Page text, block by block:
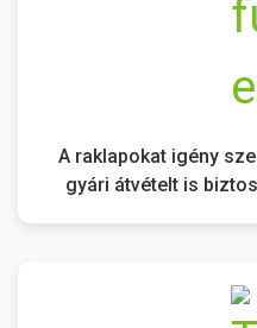
A raklapokat igény
gyári átvételt is